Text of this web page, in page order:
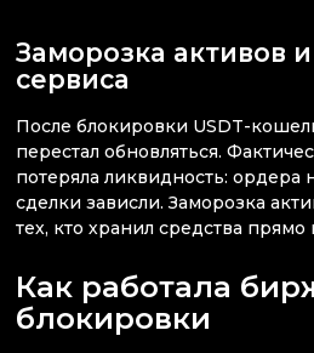
Заморозка активов
сервиса
После блокировки USDT-
перестал обновляться.
потеряла ликвидность: ордера
сделки зависли. Заморозка
тех, кто хранил средства
Как работала
блокировки